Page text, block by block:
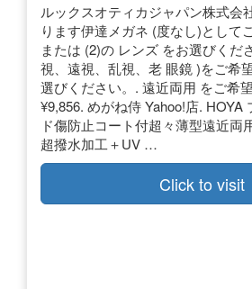
ルックスオティカジャパン株式会
ります伊達メガネ (度なし)として
または (2)の レンズ をお選びくだ
視、遠視、乱視、老 眼鏡 )をご希
選びください。. 遠近両用 をご希
¥9,856. めがね侍 Yahoo!店. HOYA
ド傷防止コート付超々薄型遠近両
超撥水加工＋UV …
Click to visit